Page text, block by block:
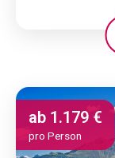
ab 1.179 €
pro Person